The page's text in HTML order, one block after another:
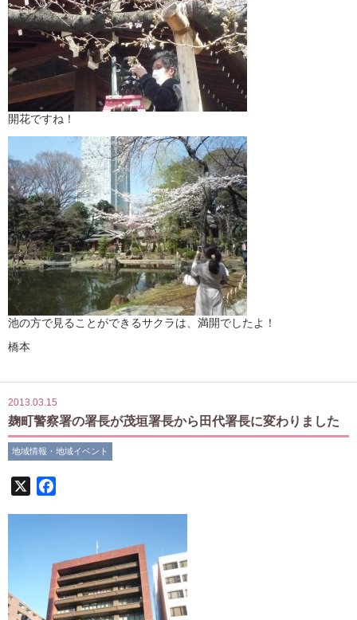
開花ですね！
池の方で見ることができるサクラは、満開でしたよ！
橋本
2013.03.15
麹町警察署の署長が茂垣署長から田代署長に変わりました
地域情報・地域イベント